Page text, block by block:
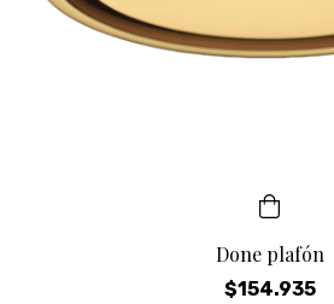
Done plafón
$154.935